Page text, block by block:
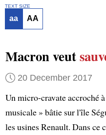
TEXT SIZE
aa AA
Macron veut
20 December 2017
Un micro-cravate accroché
musicale » bâtie sur l'île
les usines Renault. Dans